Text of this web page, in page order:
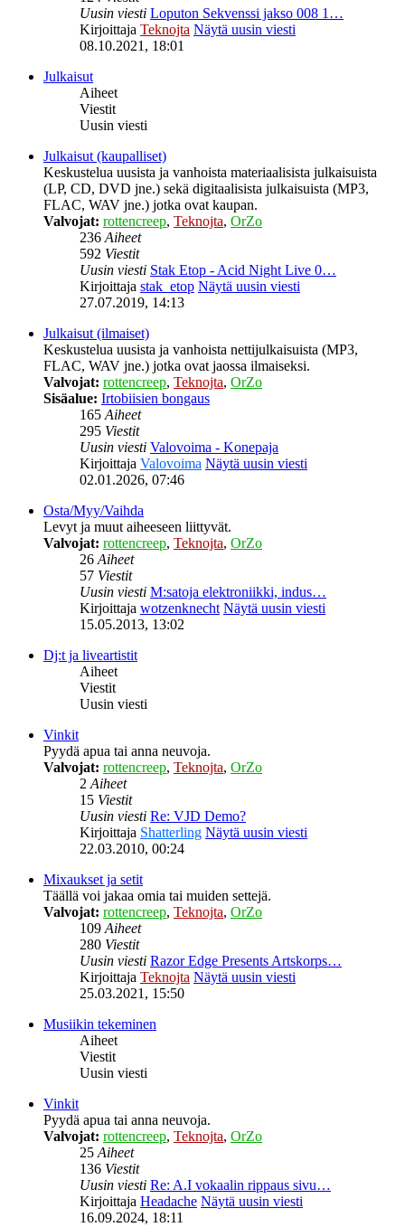
Uusin viesti Loputon Sekvenssi jakso 008 1…
Kirjoittaja Teknojta Näytä uusin viesti
08.10.2021, 18:01
Julkaisut
Aiheet
Viestit
Uusin viesti
Julkaisut (kaupalliset)
Keskustelua uusista ja vanhoista materiaalisista julkaisuista
(LP, CD, DVD jne.) sekä digitaalisista julkaisuista (MP3,
FLAC, WAV jne.) jotka ovat kaupan.
Valvojat: rottencreep, Teknojta, OrZo
236Aiheet
592 Viestit
Uusin viesti Stak Etop - Acid Night Live 0…
Kirjoittaja stak_etop Näytä uusin viesti
27.07.2019, 14:13
Julkaisut (ilmaiset)
Keskustelua uusista ja vanhoista nettijulkaisuista (MP3,
FLAC, WAV jne.) jotka ovat jaossa ilmaiseksi.
Valvojat: rottencreep, Teknojta, OrZo
Sisäalue: Irtobiisien bongaus
165Aiheet
295 Viestit
Uusin viesti Valovoima - Konepaja
Kirjoittaja Valovoima Näytä uusin viesti
02.01.2026, 07:46
Osta/Myy/Vaihda
Levyt ja muut aiheeseen liittyvät.
Valvojat: rottencreep, Teknojta, OrZo
26Aiheet
57 Viestit
Uusin viesti M:satoja elektroniikki, indus…
Kirjoittaja wotzenknecht Näytä uusin viesti
15.05.2013, 13:02
Dj:t ja liveartistit
Aiheet
Viestit
Uusin viesti
Vinkit
Pyydä apua tai anna neuvoja.
Valvojat: rottencreep, Teknojta, OrZo
2Aiheet
15 Viestit
Uusin viesti Re: VJD Demo?
Kirjoittaja Shatterling Näytä uusin viesti
22.03.2010, 00:24
Mixaukset ja setit
Täällä voi jakaa omia tai muiden settejä.
Valvojat: rottencreep, Teknojta, OrZo
109Aiheet
280 Viestit
Uusin viesti Razor Edge Presents Artskorps…
Kirjoittaja Teknojta Näytä uusin viesti
25.03.2021, 15:50
Musiikin tekeminen
Aiheet
Viestit
Uusin viesti
Vinkit
Pyydä apua tai anna neuvoja.
Valvojat: rottencreep, Teknojta, OrZo
25Aiheet
136 Viestit
Uusin viesti Re: A.I vokaalin rippaus sivu…
Kirjoittaja Headache Näytä uusin viesti
16.09.2024, 18:11